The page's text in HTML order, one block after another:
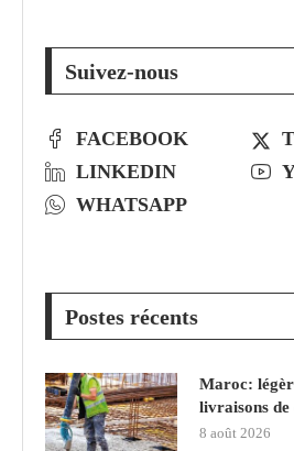
Suivez-nous
FACEBOOK
LINKEDIN
WHATSAPP
Postes récents
Maroc:
livraisons
8 août 2026